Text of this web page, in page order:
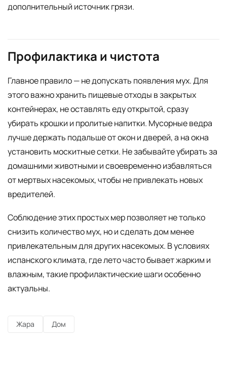
дополнительный источник грязи.
Профилактика и чистота
Главное правило — не допускать появления мух. Для
этого важно хранить пищевые отходы в закрытых
контейнерах, не оставлять еду открытой, сразу
убирать крошки и пролитые напитки. Мусорные ведра
лучше держать подальше от окон и дверей, а на окна
установить москитные сетки. Не забывайте убирать за
домашними животными и своевременно избавляться
от мертвых насекомых, чтобы не привлекать новых
вредителей.
Соблюдение этих простых мер позволяет не только
снизить количество мух, но и сделать дом менее
привлекательным для других насекомых. В условиях
испанского климата, где лето часто бывает жарким и
влажным, такие профилактические шаги особенно
актуальны.
Жара Дом